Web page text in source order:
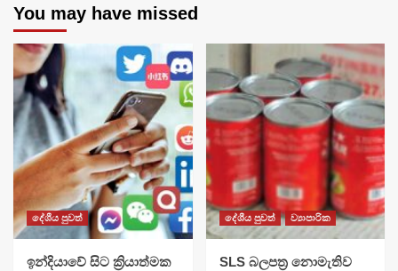
You may have missed
දේශීය පුවත්
​ඉන්දියාවේ සිට ක්‍රියාත්මක
දේශීය පුවත් ව්‍යාපාරික
SLS බලපත්‍ර නොමැතිව